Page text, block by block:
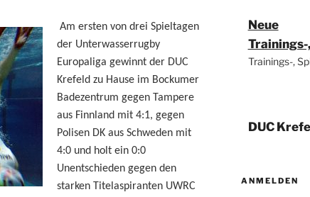
Am ersten von drei Spieltagen
der Unterwasserrugby
Europaliga gewinnt der DUC
Krefeld zu Hause im Bockumer
Badezentrum gegen Tampere
aus Finnland mit 4:1, gegen
Polisen DK aus Schweden mit
4:0 und holt ein 0:0
Unentschieden gegen den
starken Titelaspiranten UWRC
Neue
Trainings-,
DUC
Deutscher
ANMELDEN